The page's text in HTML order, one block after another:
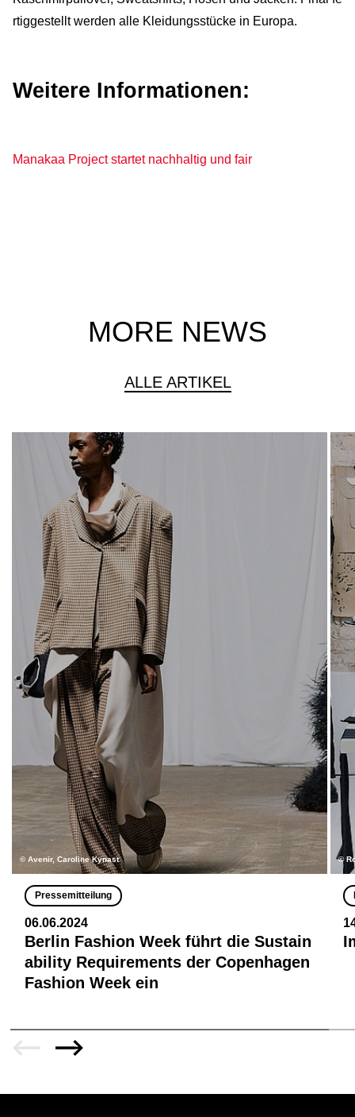
rtiggestellt werden alle Kleidungsstücke in Europa.
Weitere Informationen:
Manakaa Project startet nachhaltig und fair
MORE NEWS
ALLE ARTIKEL
© Avenir, Caroline Kynast
Pressemitteilung
06.06.2024
Berlin Fashion Week führt die Sustain
ability Requirements der Copenhagen
Fashion Week ein
©